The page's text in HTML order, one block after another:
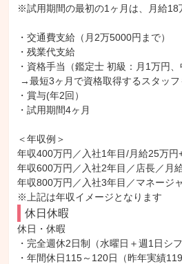
※試用期間の最初の1ヶ月は、月給18
・交通費支給（月2万5000円まで）
・残業代支給
・資格手当（鑑定士 初級：月1万円、
・賞与(年2回）
・試用期間4ヶ月
＜年収例＞
年収400万円／入社1年目/月給25万円
年収600万円／入社2年目／店長／月
年収800万円／入社3年目／マネージ
※上記は年収イメージとなります
休日休暇
休日・休暇
・完全週休2日制（水曜日＋週1日シフ
・年間休日115～120日（昨年実績119